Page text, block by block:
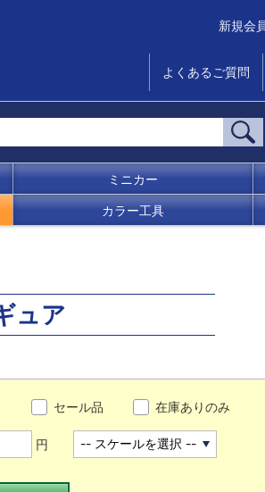
新規会
よくあるご質問
ミニカー
カラー工具
ュア
セール品 在庫ありのみ
円